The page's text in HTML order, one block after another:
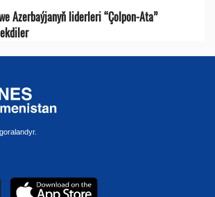
Azerbaýjanyň liderleri “Çolpon-Ata”